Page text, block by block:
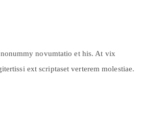
novumtatio et his. At vix
ext scriptaset verterem molestiae.